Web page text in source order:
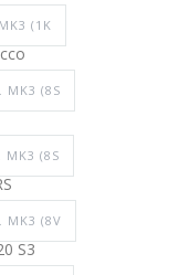
(1K
MK3 (8S
MK3 (8S
MK3 (8V
S3